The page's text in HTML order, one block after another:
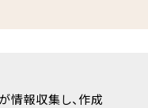
が情報収集し、作成